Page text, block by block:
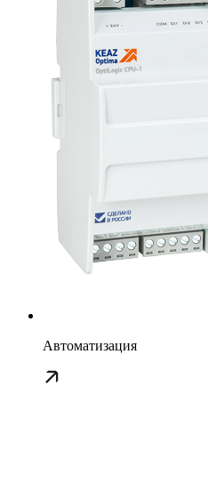
Автоматизация